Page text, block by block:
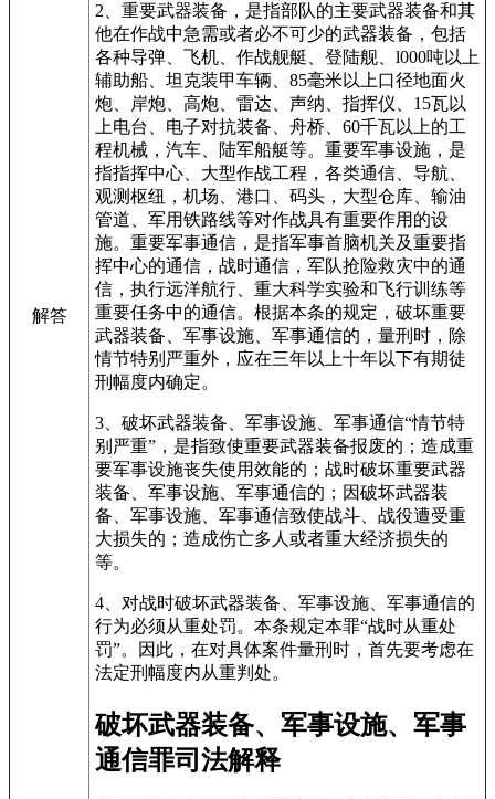
解答
2、重要武器装备，是指部队的主要武器装备和其
他在作战中急需或者必不可少的武器装备，包括
各种导弹、飞机、作战舰艇、登陆舰、l000吨以上
辅助船、坦克装甲车辆、85毫米以上口径地面火
炮、岸炮、高炮、雷达、声纳、指挥仪、15瓦以
上电台、电子对抗装备、舟桥、60千瓦以上的工
程机械，汽车、陆军船艇等。重要军事设施，是
指指挥中心、大型作战工程，各类通信、导航、
观测枢纽，机场、港口、码头，大型仓库、输油
管道、军用铁路线等对作战具有重要作用的设
施。重要军事通信，是指军事首脑机关及重要指
挥中心的通信，战时通信，军队抢险救灾中的通
信，执行远洋航行、重大科学实验和飞行训练等
重要任务中的通信。根据本条的规定，破坏重要
武器装备、军事设施、军事通信的，量刑时，除
情节特别严重外，应在三年以上十年以下有期徒
刑幅度内确定。
3、破坏武器装备、军事设施、军事通信“情节特
别严重”，是指致使重要武器装备报废的；造成重
要军事设施丧失使用效能的；战时破坏重要武器
装备、军事设施、军事通信的；因破坏武器装
备、军事设施、军事通信致使战斗、战役遭受重
大损失的；造成伤亡多人或者重大经济损失的
等。
4、对战时破坏武器装备、军事设施、军事通信的
行为必须从重处罚。本条规定本罪“战时从重处
罚”。因此，在对具体案件量刑时，首先要考虑在
法定刑幅度内从重判处。
破坏武器装备、军事设施、军事
通信罪司法解释